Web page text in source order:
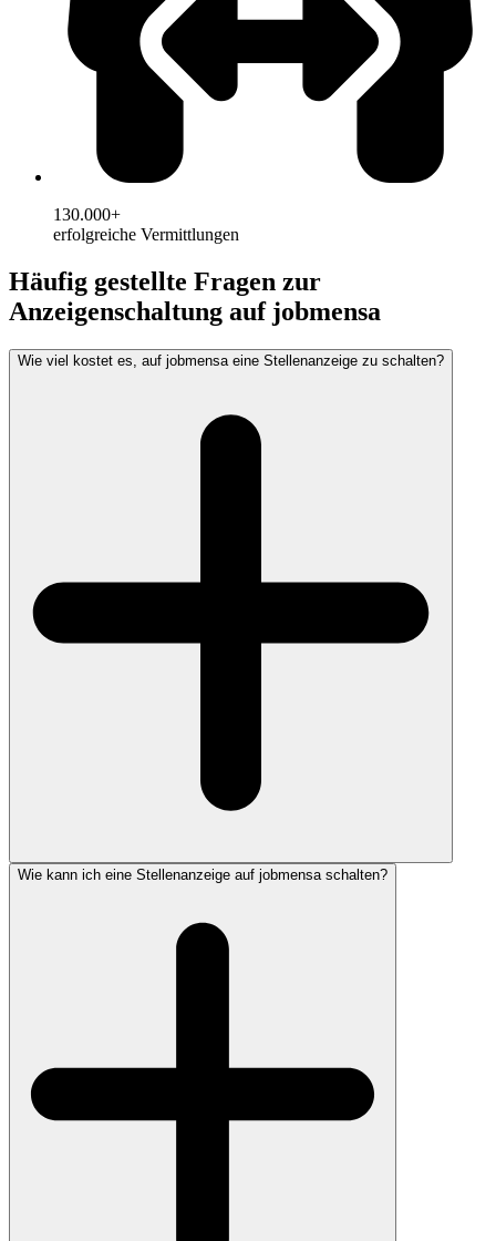
130.000+
erfolgreiche Vermittlungen
Häufig gestellte Fragen zur
Anzeigenschaltung auf jobmensa
Wie viel kostet es, auf jobmensa eine Stellenanzeige zu schalten?
Wie kann ich eine Stellenanzeige auf jobmensa schalten?